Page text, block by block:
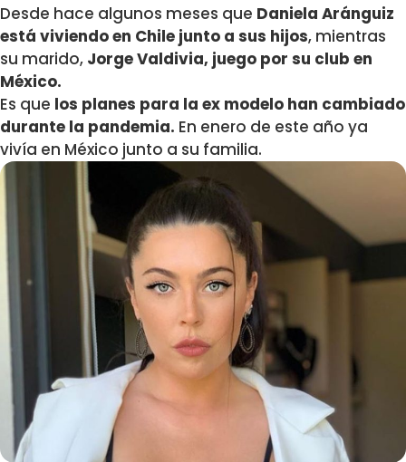
Desde hace algunos meses que Daniela Aránguiz
está viviendo en Chile junto a sus hijos, mientras
su marido, Jorge Valdivia, juego por su club en
México.
Es que los planes para la ex modelo han cambiado
durante la pandemia. En enero de este año ya
vivía en México junto a su familia.